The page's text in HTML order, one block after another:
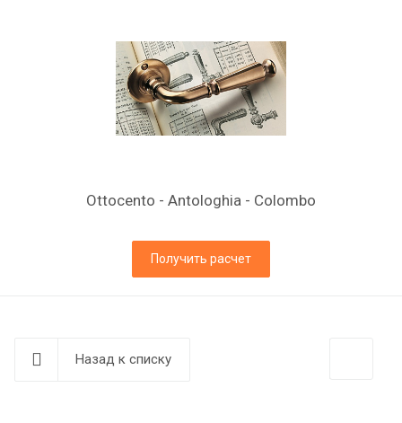
Ottocento - Antologhia - Colombo
Получить расчет
Назад к списку